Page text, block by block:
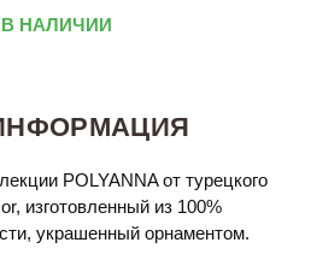
В НАЛИЧИИ
POLYANNA от турецкого
изготовленный из 100%
украшенный орнаментом.